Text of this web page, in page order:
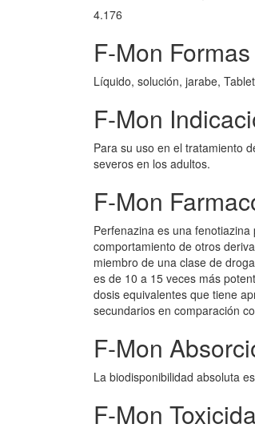
4.176
F-Mon
Líquido, solución, jarabe,
F-Mon
Para su uso en el tratamiento
severos en los adultos.
F-Mon
Perfenazina es una
comportamiento de otros
miembro de una clase de
es de 10 a 15 veces más
dosis equivalentes que tiene
secundarios en comparación
F-Mon
La biodisponibilidad absoluta
F-Mon